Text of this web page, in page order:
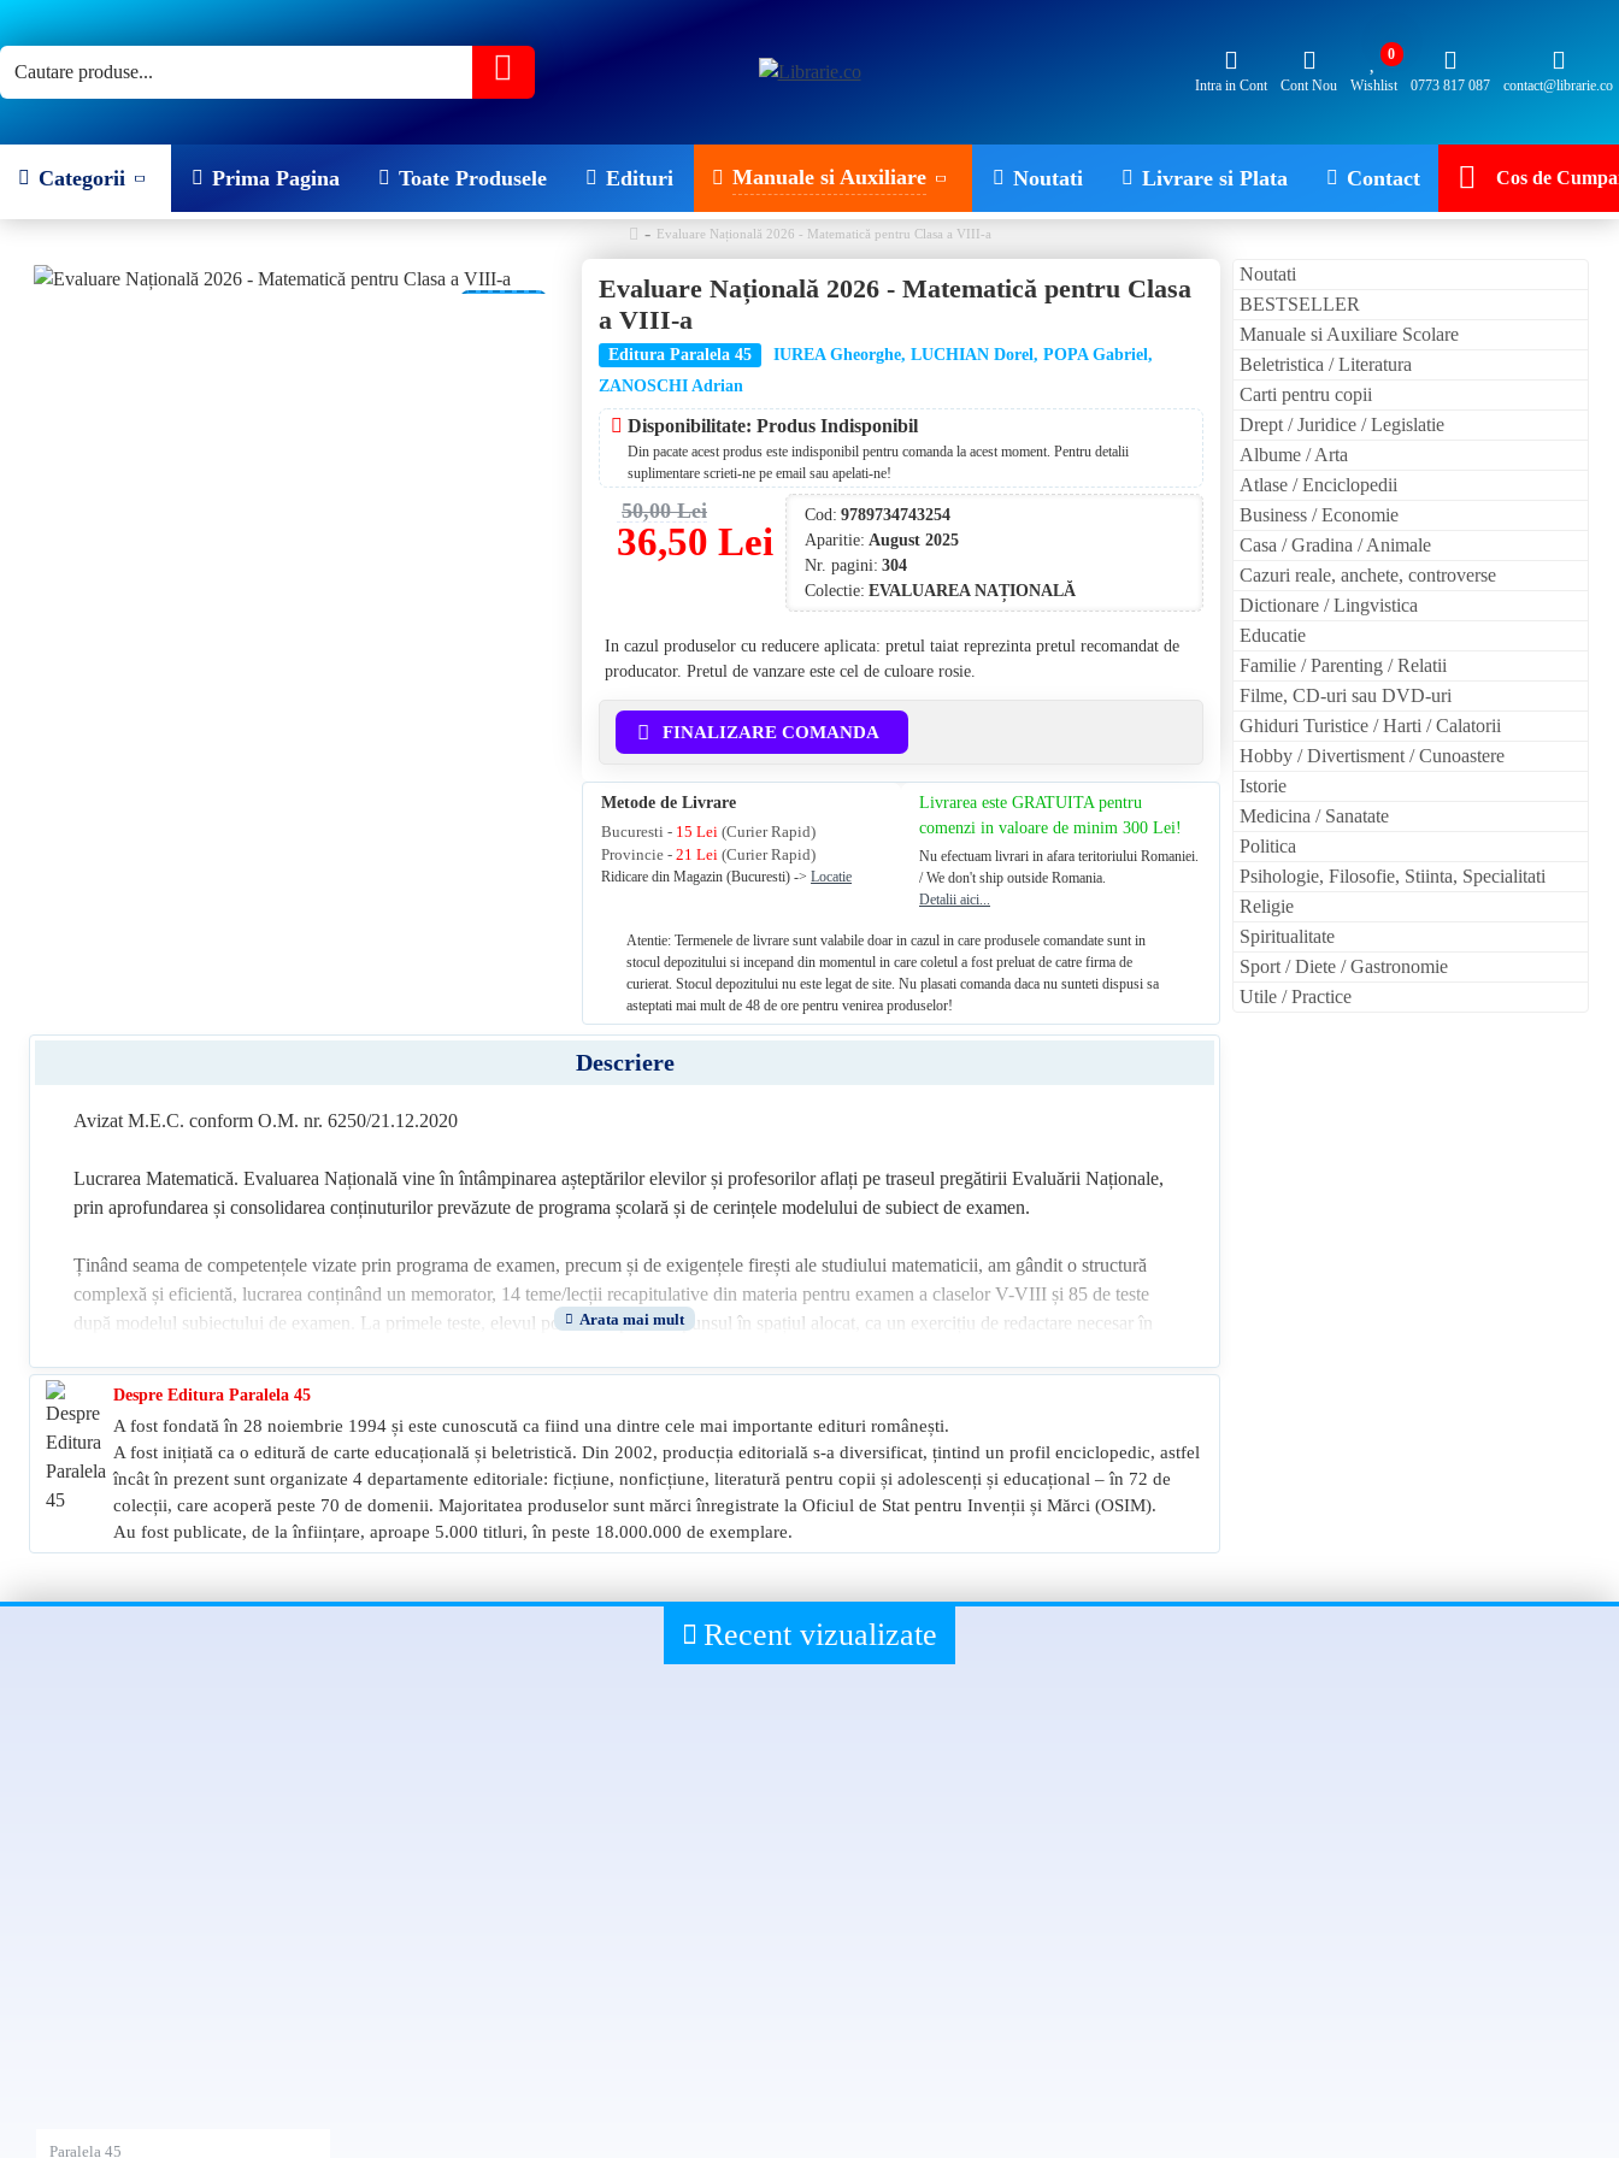
Intra in Cont Cont Nou Wishlist
0
0773 817 087
contact@librarie.co
Categorii Prima Pagina Toate Produsele Edituri Manuale si Auxiliare Noutati Livrare si Plata Contact Cos de
Evaluare Națională 2026 - Matematică pentru Clasa a VIII-a
Evaluare Națională 2026 - Matematică pentru Clasa
a VIII-a
Editura Paralela 45
IUREA Gheorghe, LUCHIAN Dorel, POPA Gabriel,
ZANOSCHI Adrian
Disponibilitate: Produs Indisponibil
Din pacate acest produs este indisponibil pentru comanda la acest moment. Pentru detalii
suplimentare scrieti-ne pe email sau apelati-ne!
36,50 Lei
50,00 Lei Cod: 9789734743254
Aparitie: August 2025
Nr. pagini: 304
Colectie: EVALUAREA NAȚIONALĂ
FINALIZARE COMANDA
In cazul produselor cu reducere aplicata: pretul taiat reprezinta pretul recomandat de
producator. Pretul de vanzare este cel de culoare rosie.
Metode de Livrare
Bucuresti - 15 Lei (Curier Rapid)
Provincie -21 Lei (Curier Rapid)
Ridicare din Magazin (Bucuresti) ->Locatie
Livrarea este GRATUITA pentru
comenzi in valoare de minim 300 Lei!
Nu efectuam livrari in afara teritoriului Romaniei.
/ We don't ship outside Romania.
Detalii aici...
Atentie: Termenele de livrare sunt valabile doar in cazul in care produsele comandate sunt in
stocul depozitului si incepand din momentul in care coletul a fost preluat de catre firma de
curierat. Stocul depozitului nu este legat de site. Nu plasati comanda daca nu sunteti dispusi sa
asteptati mai mult de 48 de ore pentru venirea produselor!
Despre Editura Paralela 45
A fost fondată în 28 noiembrie 1994 și este cunoscută ca fiind una dintre cele mai importante edituri românești.
A fost inițiată ca o editură de carte educațională și beletristică. Din 2002, producția editorială s-a diversificat, țintind un profil enciclopedic, astfel
încât în prezent sunt organizate 4 departamente editoriale: ficțiune, nonficțiune, literatură pentru copii și adolescenți și educațional – în 72 de
colecții, care acoperă peste 70 de domenii. Majoritatea produselor sunt mărci înregistrate la Oficiul de Stat pentru Invenții și Mărci (OSIM).
Au fost publicate, de la înființare, aproape 5.000 titluri, în peste 18.000.000 de exemplare.
Descriere
Avizat M.E.C. conform O.M. nr. 6250/21.12.2020
Lucrarea Matematică. Evaluarea Națională vine în întâmpinarea așteptărilor elevilor și profesorilor aflați pe traseul pregătirii Evaluării Naționale,
prin aprofundarea și consolidarea conținuturilor prevăzute de programa școlară și de cerințele modelului de subiect de examen.
Ținând seama de competențele vizate prin programa de examen, precum și de exigențele firești ale studiului matematicii, am gândit o structură
complexă și eficientă, lucrarea conținând un memorator, 14 teme/lecții recapitulative din materia pentru examen a claselor V-VIII și 85 de teste
după modelul subiectului de examen. La primele teste, elevul poate completa răspunsul în spațiul alocat, ca un exercițiu de redactare necesar în
metodic baremele specifice noului tip de subiect, testele fiind însoțite de răspunsuri și sugestii de rezolvare care le oferă un feedback necesar și
imediat, astfel încât nivelul de pregătire se poate verifica prin autoevaluare.
Problemele au, în general, un caracter aplicativ, dar și unul ludic, iar reperele teoretice constituie o formă utilă de sistematizare a aparatului
conceptual necesar rezolvării subiectelor, precum și lucrului de zi cu zi, în clasă și acasă.
Noutati
BESTSELLER
Manuale si Auxiliare Scolare
Beletristica / Literatura
Carti pentru copii
Drept / Juridice / Legislatie
Albume / Arta
Atlase / Enciclopedii
Business / Economie
Casa / Gradina / Animale
Cazuri reale, anchete, controverse
Dictionare / Lingvistica
Educatie
Familie / Parenting / Relatii
Filme, CD-uri sau DVD-uri
Ghiduri Turistice / Harti / Calatorii
Hobby / Divertisment / Cunoastere
Istorie
Medicina / Sanatate
Politica
Psihologie, Filosofie, Stiinta, Specialitati
Religie
Spiritualitate
Sport / Diete / Gastronomie
Utile / Practice
Recent vizualizate
Paralela 45